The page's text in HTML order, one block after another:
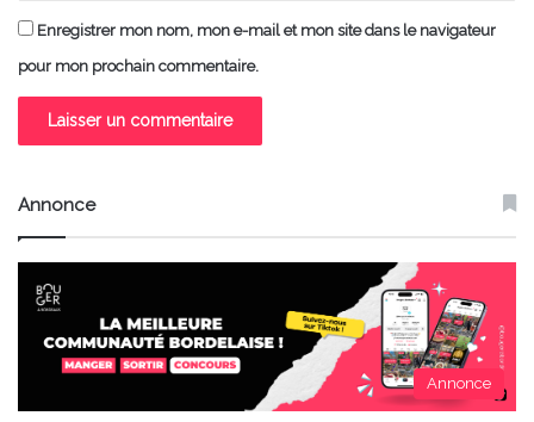
Enregistrer mon nom, mon e-mail et mon site dans le navigateur
pour mon prochain commentaire.
Annonce
Annonce